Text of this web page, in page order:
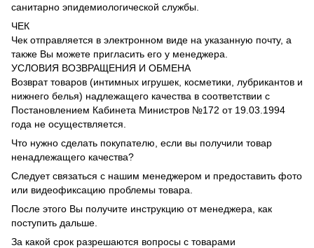
санитарно эпидемиологической службы.
ЧЕК
Чек отправляется в электронном виде на указанную почту, а
также Вы можете пригласить его у менеджера.
УСЛОВИЯ ВОЗВРАЩЕНИЯ И ОБМЕНА
Возврат товаров (интимных игрушек, косметики, лубрикантов и
нижнего белья) надлежащего качества в соответствии с
Постановлением Кабинета Министров №172 от 19.03.1994
года не осуществляется.
Что нужно сделать покупателю, если вы получили товар
ненадлежащего качества?
Следует связаться с нашим менеджером и предоставить фото
или видеофиксацию проблемы товара.
После этого Вы получите инструкцию от менеджера, как
поступить дальше.
За какой срок разрешаются вопросы с товарами